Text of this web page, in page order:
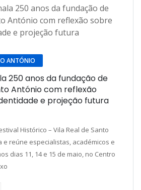
ANTÓNIO
250 anos da fundação de
António com reflexão
e projeção futura
Histórico – Vila Real de Santo
e reúne especialistas, académicos e
dias 11, 14 e 15 de maio, no Centro